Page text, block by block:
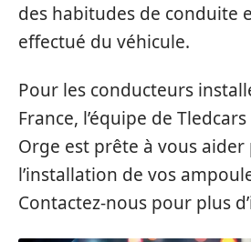
des habitudes de conduite
effectué du véhicule.
Pour les conducteurs
France, l’équipe de
Orge est prête à vous
l’installation de vos
Contactez-nous pour plus